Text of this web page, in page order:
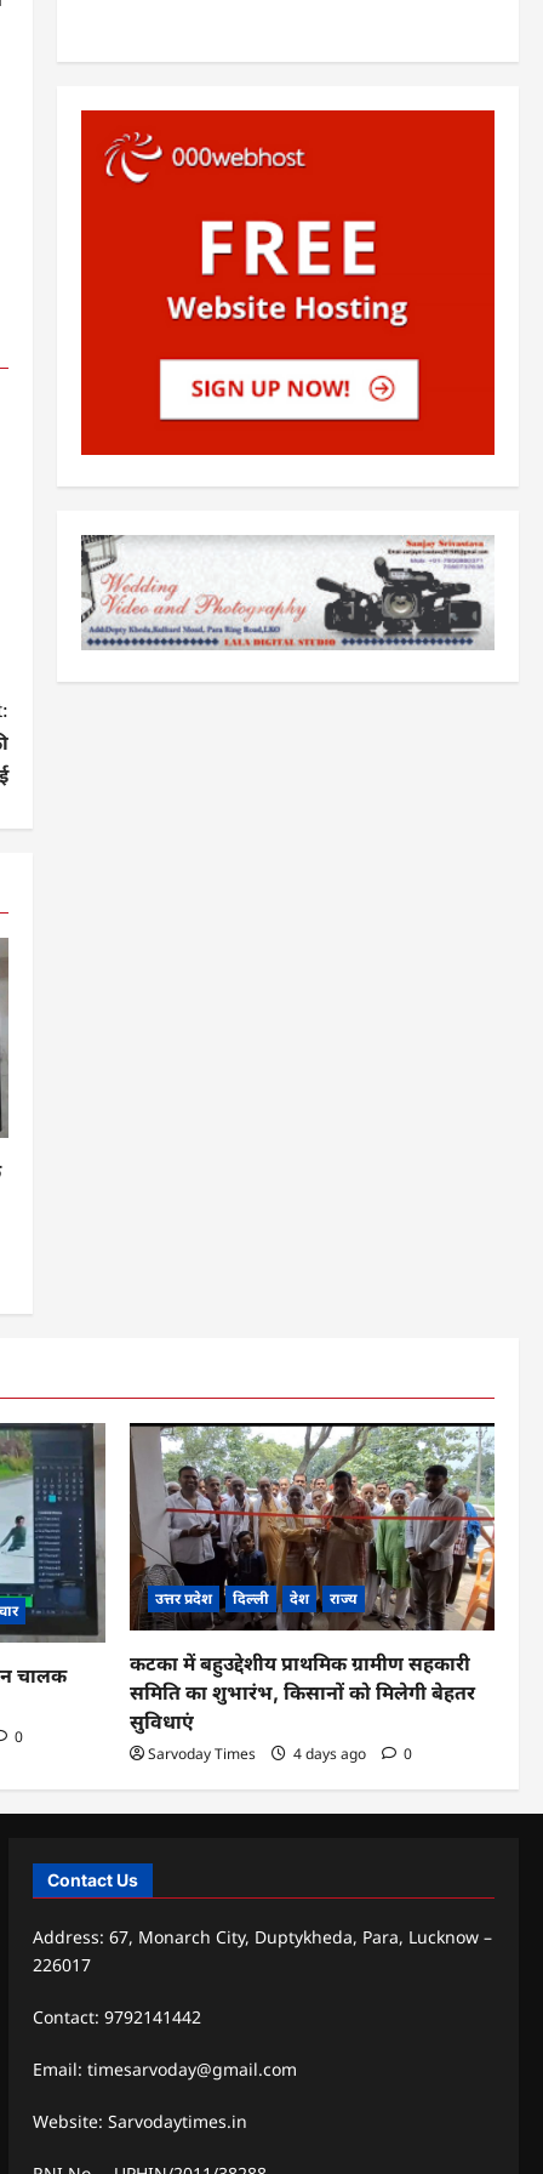
चालक
0
उत्तर प्रदेश दिल्ली देश राज्य
कटका में बहुउद्देशीय प्राथमिक ग्रामीण सहकारी
समिति का शुभारंभ, किसानों को मिलेगी बेहतर
सुविधाएं
Sarvoday Times 4 days ago 0
Contact Us
Address: 67, Monarch City, Duptykheda, Para, Lucknow –
226017
Contact: 9792141442
Email: timesarvoday@gmail.com
Website: Sarvodaytimes.in